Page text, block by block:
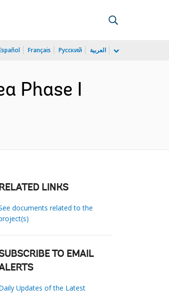
Français Русский العربية
Phase I
LINKS
documents related to the
TO EMAIL
Updates of the Latest